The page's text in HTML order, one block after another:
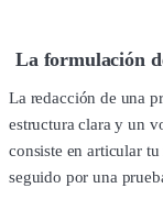
La formulación
La redacción de una
estructura clara y un
consiste en articular
seguido por una